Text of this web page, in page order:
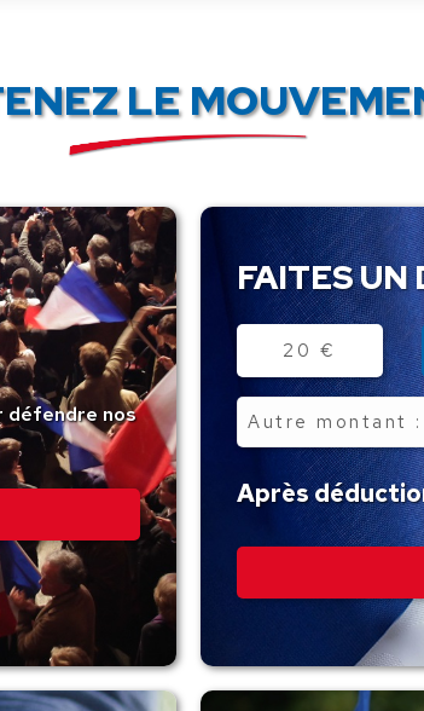
LE
défendre nos
FAITES UN
Montant
20 €
Autre
montant
Après